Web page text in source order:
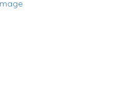
Augsburg